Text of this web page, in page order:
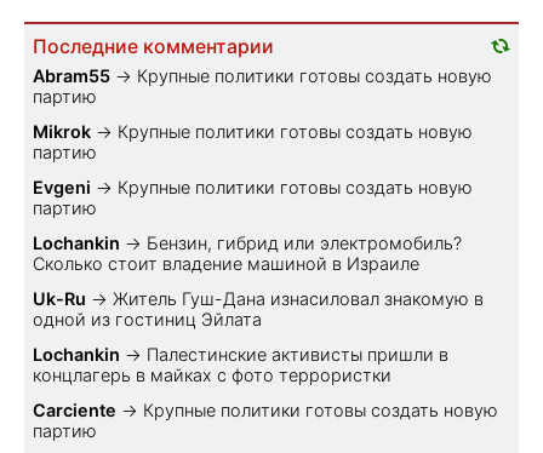
Последние комментарии
Abram55 → Крупные политики готовы создать новую
партию
Mikrok → Крупные политики готовы создать новую
партию
Evgeni → Крупные политики готовы создать новую
партию
Lochankin → Бензин, гибрид или электромобиль?
Cколько стоит владение машиной в Израиле
Uk-Ru → Житель Гуш-Дана изнасиловал знакомую в
одной из гостиниц Эйлата
Lochankin → Палестинские активисты пришли в
концлагерь в майках с фото террористки
Carciente → Крупные политики готовы создать новую
партию